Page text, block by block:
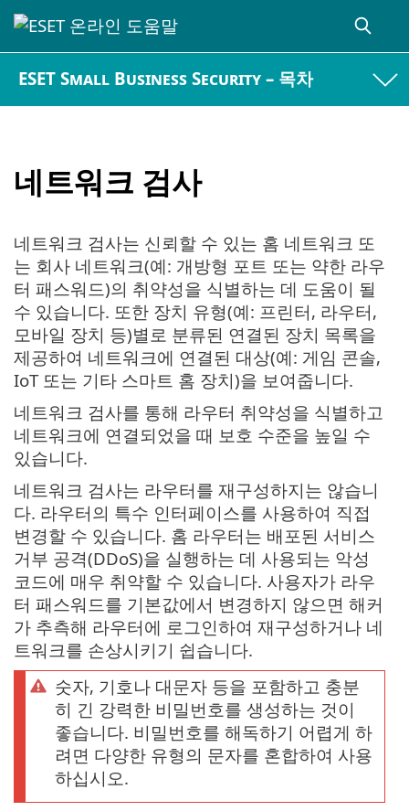
ESET Small Business Security – 목차
네트워크 검사
네트워크 검사는 신뢰할 수 있는 홈 네트워크 또
는 회사 네트워크(예: 개방형 포트 또는 약한 라우
터 패스워드)의 취약성을 식별하는 데 도움이 될
수 있습니다. 또한 장치 유형(예: 프린터, 라우터,
모바일 장치 등)별로 분류된 연결된 장치 목록을
제공하여 네트워크에 연결된 대상(예: 게임 콘솔,
IoT 또는 기타 스마트 홈 장치)을 보여줍니다.
네트워크 검사를 통해 라우터 취약성을 식별하고
네트워크에 연결되었을 때 보호 수준을 높일 수
있습니다.
네트워크 검사는 라우터를 재구성하지는 않습니
다. 라우터의 특수 인터페이스를 사용하여 직접
변경할 수 있습니다. 홈 라우터는 배포된 서비스
거부 공격(DDoS)을 실행하는 데 사용되는 악성
코드에 매우 취약할 수 있습니다. 사용자가 라우
터 패스워드를 기본값에서 변경하지 않으면 해커
가 추측해 라우터에 로그인하여 재구성하거나 네
트워크를 손상시키기 쉽습니다.
숫자, 기호나 대문자 등을 포함하고 충분
히 긴 강력한 비밀번호를 생성하는 것이
좋습니다. 비밀번호를 해독하기 어렵게 하
려면 다양한 유형의 문자를 혼합하여 사용
하십시오.